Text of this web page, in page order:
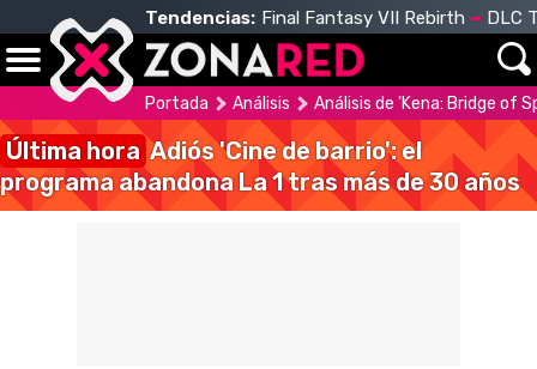
Tendencias: Final Fantasy VII Rebirth DLC
Portada Análisis Análisis de 'Kena: Bridge of
Última hora Adiós 'Cine de barrio': el
programa abandona La 1 tras más de 30 años